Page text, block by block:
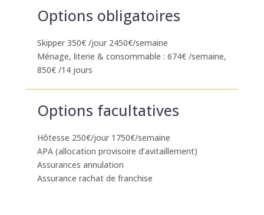
Options obligatoires
Skipper 350€ /jour 2450€/semaine
Ménage, literie & consommable : 674€ /semaine,
850€ /14 jours
Options facultatives
Hôtesse 250€/jour 1750€/semaine
APA (allocation provisoire d’avitaillement)
Assurances annulation
Assurance rachat de franchise